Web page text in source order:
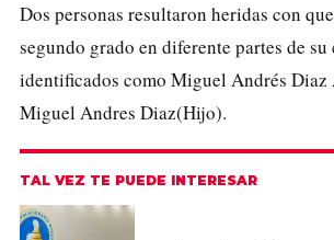
Dos personas resultaron heridas con
segundo grado en diferente partes de
identificados como Miguel Andrés Diaz
Miguel Andres Diaz(Hijo).
TAL VEZ TE PUEDE INTERESAR